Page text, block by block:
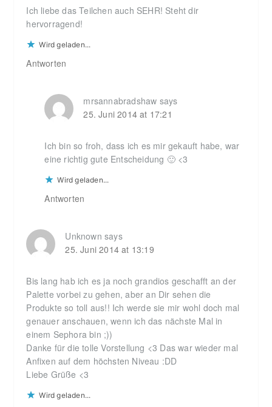
Ich liebe das Teilchen auch SEHR! Steht dir
hervorragend!
Wird geladen...
Antworten
mrsannabradshaw says
25. Juni 2014 at 17:21
Ich bin so froh, dass ich es mir gekauft habe, war
eine richtig gute Entscheidung 🙂 <3
Wird geladen...
Antworten
Unknown says
25. Juni 2014 at 13:19
Bis lang hab ich es ja noch grandios geschafft an der
Palette vorbei zu gehen, aber an Dir sehen die
Produkte so toll aus!! Ich werde sie mir wohl doch mal
genauer anschauen, wenn ich das nächste Mal in
einem Sephora bin ;))
Danke für die tolle Vorstellung <3 Das war wieder mal
Anfixen auf dem höchsten Niveau :DD
Liebe Grüße <3
Wird geladen...